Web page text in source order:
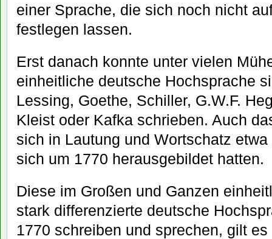
einer Sprache, die sich noch nicht
festlegen lassen.
Erst danach konnte unter vielen
einheitliche deutsche Hochsprache
Lessing, Goethe, Schiller, G.W.F.
Kleist oder Kafka schrieben. Auch
sich in Lautung und Wortschatz
sich um 1770 herausgebildet hatten.
Diese im Großen und Ganzen
stark differenzierte deutsche
1770 schreiben und sprechen, gilt